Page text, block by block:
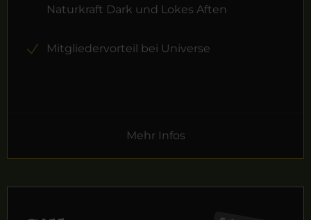
Naturkraft Dark und Lokes Aften
Mitgliedervorteil bei Universe
Mehr Infos